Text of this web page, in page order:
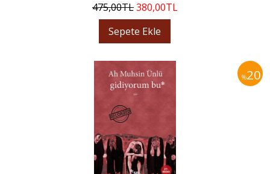
475,00TL380,00TL
Sepete Ekle
%20